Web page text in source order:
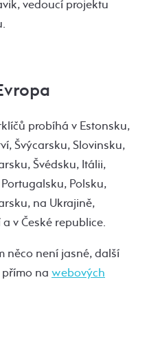
vedoucí projektu
probíhá v Estonsku,
Švýcarsku, Slovinsku,
Švédsku, Itálii,
Polsku,
na Ukrajině,
v České republice.
něco není jasné, další
na webových